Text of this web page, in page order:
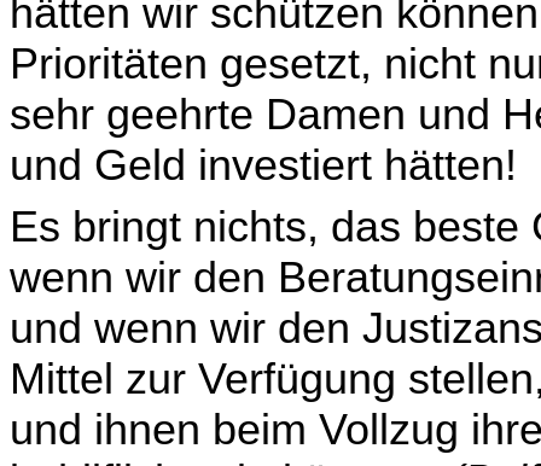
hätten wir schützen
Prioritäten gesetzt, nicht
sehr geehrte Damen und
und Geld investiert hätten!
Es bringt nichts, das
wenn wir den
und wenn wir den
Mittel zur Verfügung
und ihnen beim Vollzug